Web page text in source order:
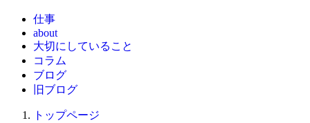
仕事
about
大切にしていること
コラム
ブログ
旧ブログ
トップページ